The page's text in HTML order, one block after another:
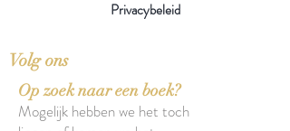
Privacybeleid
Volg ons
Op zoek naar een boek?
Mogelijk hebben we het toch